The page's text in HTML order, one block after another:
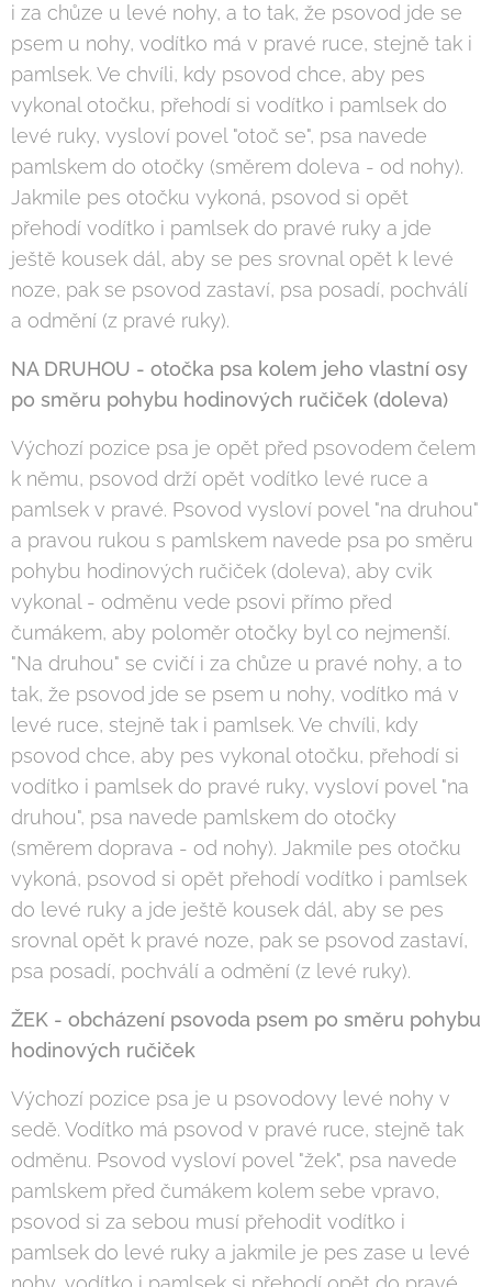
i za chůze u levé nohy, a to tak, že psovod jde se
psem u nohy, vodítko má v pravé ruce, stejně tak i
pamlsek. Ve chvíli, kdy psovod chce, aby pes
vykonal otočku, přehodí si vodítko i pamlsek do
levé ruky, vysloví povel "otoč se", psa navede
pamlskem do otočky (směrem doleva - od nohy).
Jakmile pes otočku vykoná, psovod si opět
přehodí vodítko i pamlsek do pravé ruky a jde
ještě kousek dál, aby se pes srovnal opět k levé
noze, pak se psovod zastaví, psa posadí, pochválí
a odmění (z pravé ruky).
NA DRUHOU - otočka psa kolem jeho vlastní osy
po směru pohybu hodinových ručiček (doleva)
Výchozí pozice psa je opět před psovodem čelem
k němu, psovod drží opět vodítko levé ruce a
pamlsek v pravé. Psovod vysloví povel "na druhou"
a pravou rukou s pamlskem navede psa po směru
pohybu hodinových ručiček (doleva), aby cvik
vykonal - odměnu vede psovi přímo před
čumákem, aby poloměr otočky byl co nejmenší.
"Na druhou" se cvičí i za chůze u pravé nohy, a to
tak, že psovod jde se psem u nohy, vodítko má v
levé ruce, stejně tak i pamlsek. Ve chvíli, kdy
psovod chce, aby pes vykonal otočku, přehodí si
vodítko i pamlsek do pravé ruky, vysloví povel "na
druhou", psa navede pamlskem do otočky
(směrem doprava - od nohy). Jakmile pes otočku
vykoná, psovod si opět přehodí vodítko i pamlsek
do levé ruky a jde ještě kousek dál, aby se pes
srovnal opět k pravé noze, pak se psovod zastaví,
psa posadí, pochválí a odmění (z levé ruky).
ŽEK - obcházení psovoda psem po směru pohybu
hodinových ručiček
Výchozí pozice psa je u psovodovy levé nohy v
sedě. Vodítko má psovod v pravé ruce, stejně tak
odměnu. Psovod vysloví povel "žek", psa navede
pamlskem před čumákem kolem sebe vpravo,
psovod si za sebou musí přehodit vodítko i
pamlsek do levé ruky a jakmile je pes zase u levé